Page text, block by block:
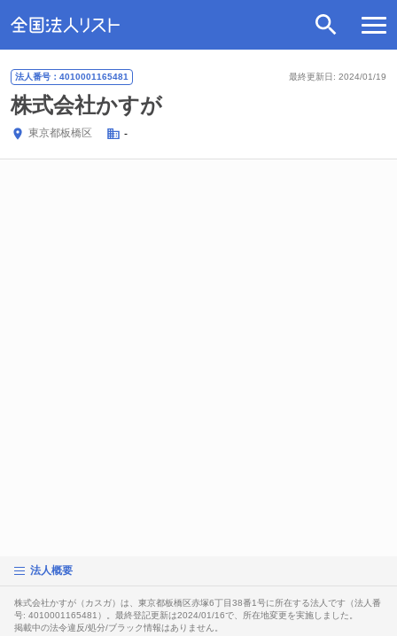
最終更新日: 2024/01/19
法人番号：4010001165481
株式会社かすが
東京都板橋区 -
法人概要
株式会社かすが（カスガ）は、東京都板橋区赤塚6丁目38番1号に所在する法人です（法人番
号: 4010001165481）。最終登記更新は2024/01/16で、所在地変更を実施しました。
掲載中の法令違反/処分/ブラック情報はありません。